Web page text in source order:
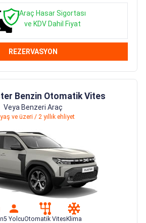
Araç Hasar Sigortası
ve KDV Dahil Fiyat
REZERVASYON
Benzin Otomatik Vites
Veya Benzeri Araç
ve üzeri / 2 yıllık ehliyet
5 YolcuOtomatik VitesKlima